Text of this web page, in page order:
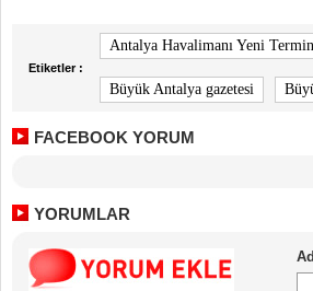
Etiketler :
Antalya Havalimanı Yeni
Büyük Antalya gazetesi
FACEBOOK YORUM
YORUMLAR